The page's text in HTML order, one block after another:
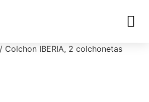
/ Colchon IBERIA, 2 colchonetas